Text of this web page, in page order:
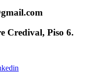
Credival, Piso 6.